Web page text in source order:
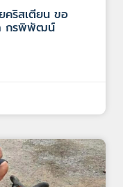
คริสเตียน ขอ
กรพิพัฒน์